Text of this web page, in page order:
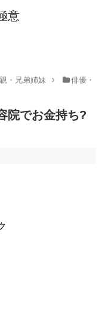
意
・兄弟姉妹
俳優・
院でお金持ち?